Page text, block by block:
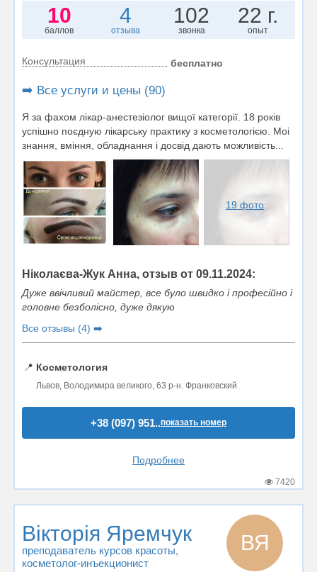
10
баллов
4
отзыва
102
звонка
22 г.
опыт
Консультация бесплатно
➡️ Все услуги и цены (90)
Я за фахом лікар-анестезіолог вищої категорії. 18 років
успішно поєдную лікарську практику з косметологією. Моі
знання, вміння, обладнання і досвід дають можливість...
19 фото
Ніколаєва-Жук Анна, отзыв от 09.11.2024:
Дуже ввічливий майстер, все було швидко і професійно і
головне безболісно, дуже дякую
Все отзывы (4) ➡️
📍 Косметология
Львов, Володимира великого, 63 р-н. Франковский
+38 (097) 951..показать номер
Подробнее
7420
Вікторія Яремчук
преподаватель курсов красоты,
косметолог-инъекционист
ВЯ